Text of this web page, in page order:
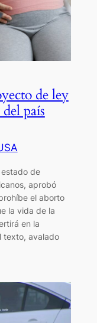
de ley
país
estado de
aprobó
el aborto
la vida de la
en la
texto, avalado